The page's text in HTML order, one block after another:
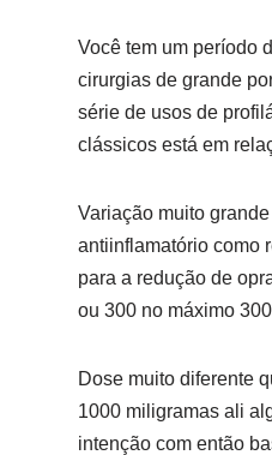
Você tem um período
cirurgias de grande
série de usos de
clássicos está em
Variação muito
antiinflamatório como
para a redução de
ou 300 no máximo
Dose muito diferente
1000 miligramas ali
intenção com então